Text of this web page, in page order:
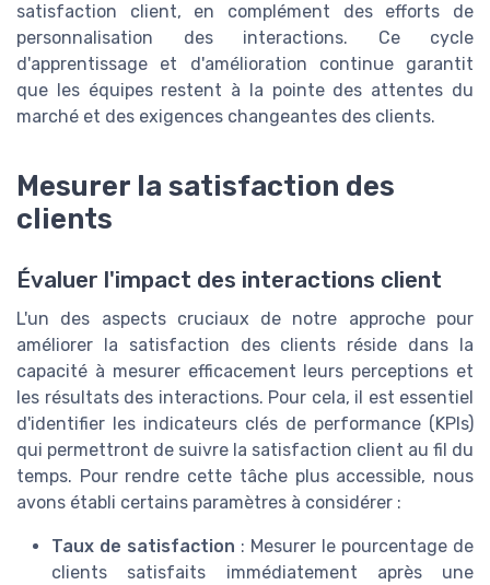
satisfaction client, en complément des efforts de
personnalisation des interactions. Ce cycle
d'apprentissage et d'amélioration continue garantit
que les équipes restent à la pointe des attentes du
marché et des exigences changeantes des clients.
Mesurer la satisfaction des
clients
Évaluer l'impact des interactions client
L'un des aspects cruciaux de notre approche pour
améliorer la satisfaction des clients réside dans la
capacité à mesurer efficacement leurs perceptions et
les résultats des interactions. Pour cela, il est essentiel
d'identifier les indicateurs clés de performance (KPIs)
qui permettront de suivre la satisfaction client au fil du
temps. Pour rendre cette tâche plus accessible, nous
avons établi certains paramètres à considérer :
Taux de satisfaction : Mesurer le pourcentage de
clients satisfaits immédiatement après une